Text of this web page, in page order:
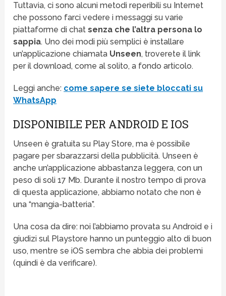
Tuttavia, ci sono alcuni metodi reperibili su Internet
che possono farci vedere i messaggi su varie
piattaforme di chatsenza che l’altra persona lo
sappia. Uno dei modi più semplici è installare
un’applicazione chiamata Unseen, troverete il link
per il download, come al solito, a fondo articolo.
Leggi anche: come sapere se siete bloccati su
WhatsApp
DISPONIBILE PER ANDROID E IOS
Unseen è gratuita su Play Store, ma è possibile
pagare per sbarazzarsi della pubblicità. Unseen è
anche un’applicazione abbastanza leggera, con un
peso di soli 17 Mb. Durante il nostro tempo di prova
di questa applicazione, abbiamo notato che non è
una “mangia-batteria”.
Una cosa da dire: noi l’abbiamo provata su Android e i
giudizi sul Playstore hanno un punteggio alto di buon
uso, mentre se iOS sembra che abbia dei problemi
(quindi è da verificare).